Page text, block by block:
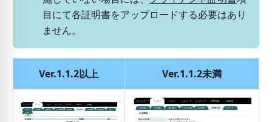
目にて各証明書をアップロードする必要はあり
ません。
Ver.1.1.2以上 Ver.1.1.2未満